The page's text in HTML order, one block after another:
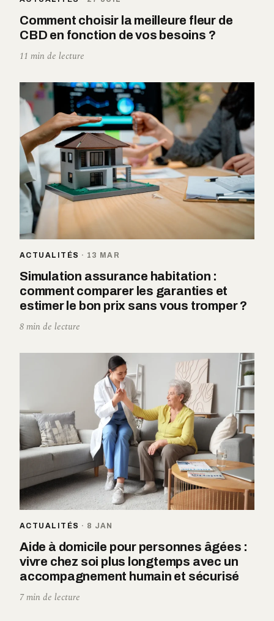
Comment choisir la meilleure fleur de
CBD en fonction de vos besoins ?
11 min de lecture
ACTUALITÉS · 13 MAR
Simulation assurance habitation :
comment comparer les garanties et
estimer le bon prix sans vous tromper ?
8 min de lecture
ACTUALITÉS · 8 JAN
Aide à domicile pour personnes âgées :
vivre chez soi plus longtemps avec un
accompagnement humain et sécurisé
7 min de lecture